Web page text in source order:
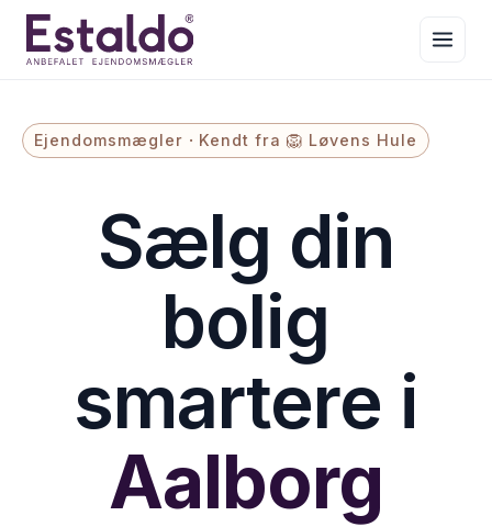
Ejendomsmægler · Kendt fra 🦁 Løvens Hule
Sælg din
bolig
smartere i
Aalborg